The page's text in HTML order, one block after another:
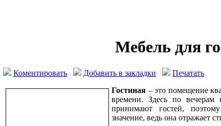
Мебель для
Коментировать Добавить в закладки
Печатать
Гостиная – это помещение
времени. Здесь по вечерам
принимают гостей,
значение, ведь она отражает